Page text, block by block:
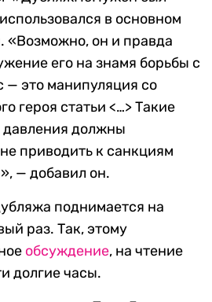
в основном
«Возможно, он и правда
его на знамя борьбы с
— это манипуляция со
героя статьи <…> Такие
должны
приводить к санкциям
— добавил он.
поднимается на
раз. Так, этому
обсуждение, на чтение
долгие часы.